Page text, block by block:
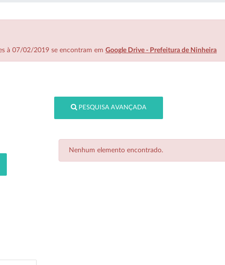
à 07/02/2019 se encontram em Google Drive - Prefeitura de Ninheira
PESQUISA AVANÇADA
Nenhum elemento encontrado.